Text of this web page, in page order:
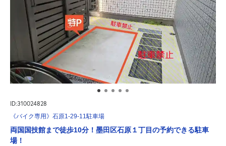
ID:310024828
《バイク専用》石原1-29-11駐車場
両国国技館まで徒歩10分！墨田区石原１丁目の予約できる駐車
場！